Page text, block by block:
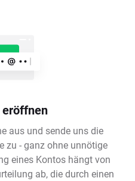
aus und sende uns die
zu - ganz ohne unnötige
eines Kontos hängt von
ab, die durch einen